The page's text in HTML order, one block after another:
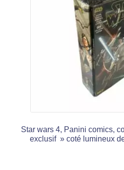
Star wars 4, Panini comics,
exclusif » coté lumineux